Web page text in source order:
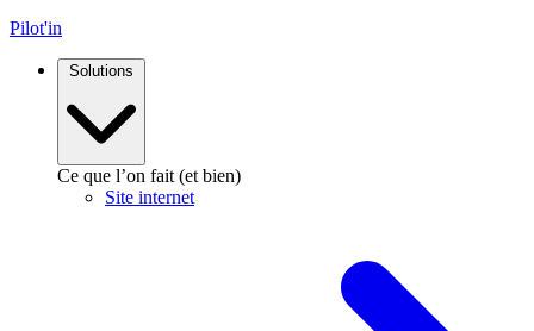
Pilot'in
Solutions
Ce que l’on fait (et bien)
Site internet